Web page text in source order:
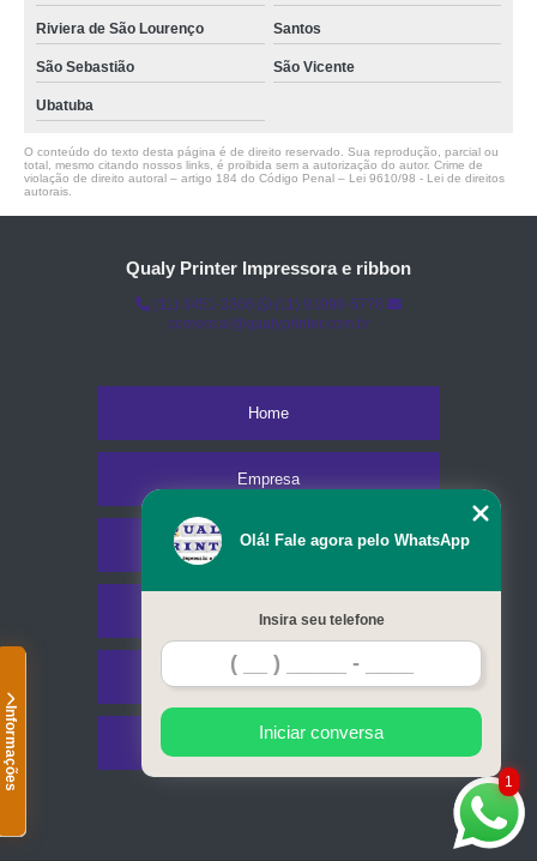
Informações
Riviera de São Lourenço Santos
São Sebastião São Vicente
Ubatuba
O conteúdo do texto desta página é de direito reservado. Sua reprodução, parcial ou
total, mesmo citando nossos links, é proibida sem a autorização do autor. Crime de
violação de direito autoral – artigo 184 do Código Penal – Lei 9610/98 - Lei de direitos
autorais
Qualy Printer Impressora e ribbon
(11) 3451-3366
(11) 91098-5778
comercial@qualyprinter.com.br
Home
Empresa
Missão
Serviços
Contato
Mapa do site
1
Olá! Fale agora pelo WhatsApp
Insira seu telefone
Iniciar conversa